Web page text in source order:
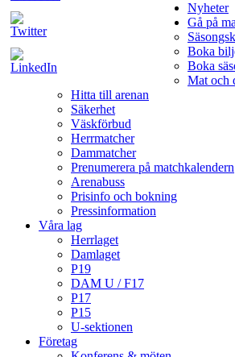
Nyheter
Gå på
Boka
Boka
Mat och
Hitta till arenan
Säkerhet
Väskförbud
Herrmatcher
Dammatcher
Prenumerera på matchkalendern
Arenabuss
Prisinfo och bokning
Pressinformation
Våra lag
Herrlaget
Damlaget
P19
DAM U / F17
P17
P15
U-sektionen
Företag